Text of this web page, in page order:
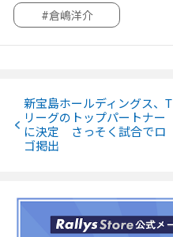
#倉嶋洋介
新宝島ホールディングス、T
リーグのトップパートナー
に決定 さっそく試合でロ
ゴ掲出